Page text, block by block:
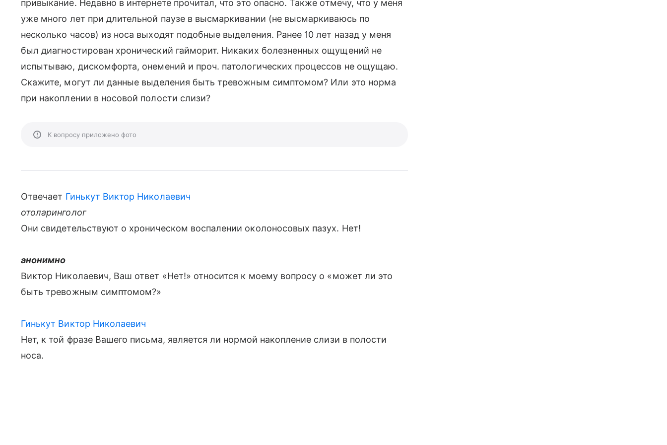
привыкание. Недавно в интернете прочитал, что это опасно. Также отмечу, что у меня
уже много лет при длительной паузе в высмаркивании (не высмаркиваюсь по
несколько часов) из носа выходят подобные выделения. Ранее 10 лет назад у меня
был диагностирован хронический гайморит. Никаких болезненных ощущений не
испытываю, дискомфорта, онемений и проч. патологических процессов не ощущаю.
Скажите, могут ли данные выделения быть тревожным симптомом? Или это норма
при накоплении в носовой полости слизи?
К вопросу приложено фото
Отвечает Гинькут Виктор Николаевич
отоларинголог
Они свидетельствуют о хроническом воспалении околоносовых пазух. Нет!
анонимно
Виктор Николаевич, Ваш ответ «Нет!» относится к моему вопросу о «может ли это
быть тревожным симптомом?»
Гинькут Виктор Николаевич
Нет, к той фразе Вашего письма, является ли нормой накопление слизи в полости
носа.